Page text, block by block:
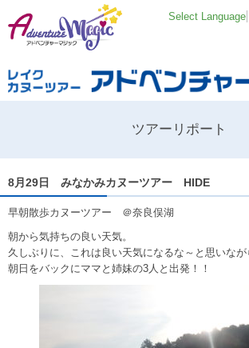
Select Language
ツアーリポート
8月29日 みなかみカヌーツアー HIDE
早朝散歩カヌーツアー ＠奈良俣湖
朝から気持ちの良い天気。
久しぶりに、これは良い天気になるな～と思いなが
朝日をバックにママと姉妹の3人と出発！！